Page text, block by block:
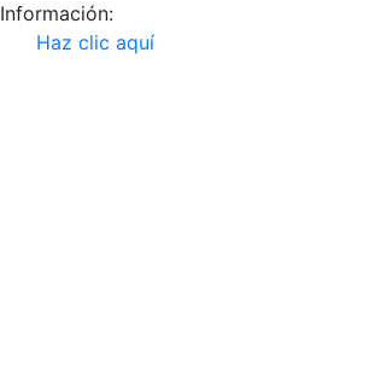
Información:
Haz clic aquí